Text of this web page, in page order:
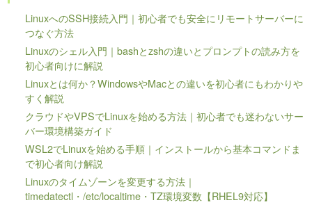
LinuxへのSSH接続入門｜初心者でも安全にリモートサーバーに
つなぐ方法
Linuxのシェル入門｜bashとzshの違いとプロンプトの読み方を
初心者向けに解説
Linuxとは何か？WindowsやMacとの違いを初心者にもわかりや
すく解説
クラウドやVPSでLinuxを始める方法｜初心者でも迷わないサー
バー環境構築ガイド
WSL2でLinuxを始める手順｜インストールから基本コマンドま
で初心者向け解説
Linuxのタイムゾーンを変更する方法｜
timedatectl・/etc/localtime・TZ環境変数【RHEL9対応】